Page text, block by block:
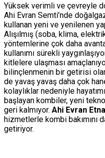
Yüksek verimli ve çevreyle
Ahi Evran Semti’nde
kullanan yeni ve yenilenen
Alışılmış (soba, klima,
yöntemlerine çok daha
kullanımı sürekli
kitlelere ulaşması
bilinçlenmenin bir getirisi
de yavaş yavaş daha çok
kolaylıklar nedeniyle
başlayan kombiler, yeni
geri kalmıyor. Ahi Evran
hizmetlerle kombi bakımını
getiriyor.